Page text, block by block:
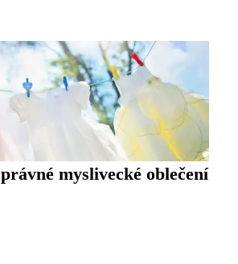
myslivecké oblečení